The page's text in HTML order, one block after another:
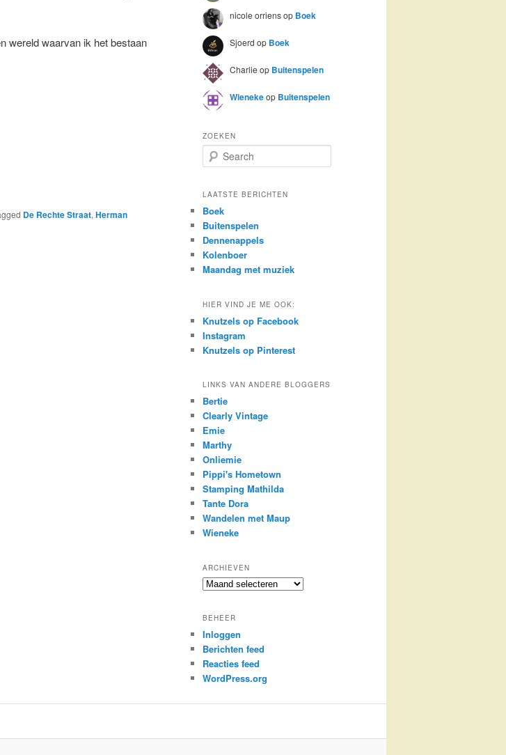
wereld waarvan ik het bestaan
De Rechte Straat, Herman
nicole orriensop Boek
Sjoerd op Boek
Charlie op Buitenspelen
Wienekeop Buitenspelen
ZOEKEN
e
r
h
LAATSTE BERICHTEN
Boek
Buitenspelen
Dennenappels
Kolenboer
Maandag met muziek
HIER VIND JE ME OOK:
Knutzels op Facebook
Instagram
Knutzels op Pinterest
LINKS VAN ANDERE BLOGGERS
Bertie
Clearly Vintage
Emie
Marthy
Onliemie
Pippi's Hometown
Stamping Mathilda
Tante Dora
Wandelen met Maup
Wieneke
ARCHIEVEN
Archieven
BEHEER
Inloggen
Berichten feed
Reacties feed
WordPress.org